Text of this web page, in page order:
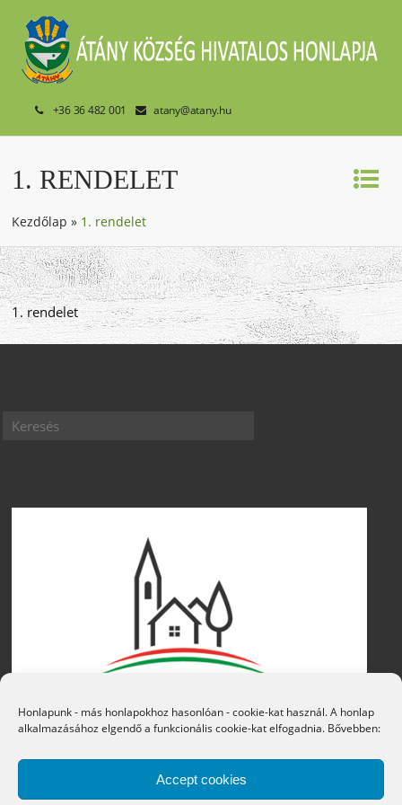
Honlapunk - más honlapokhoz hasonlóan - cookie-kat használ. A honlap
alkalmazásához elgendő a funkcionális cookie-kat elfogadnia. Bővebben:
Accept cookies
+36 36 482 001 atany@atany.hu
1. RENDELET
Kezdőlap » 1. rendelet
1. rendelet